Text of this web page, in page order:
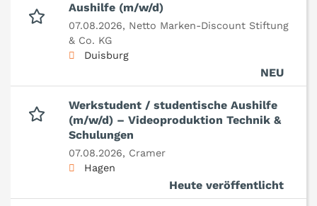
Aushilfe (m/w/d)
07.08.2026, Netto Marken-Discount Stiftung
& Co. KG
Duisburg
NEU
Werkstudent / studentische Aushilfe
(m/w/d) – Videoproduktion Technik &
Schulungen
07.08.2026, Cramer
Hagen
Heute veröffentlicht